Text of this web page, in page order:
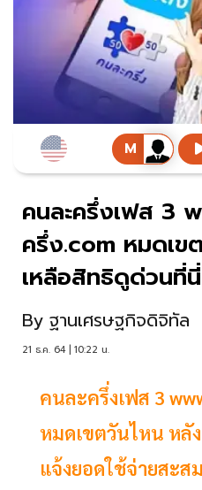
คนละครึ่งเฟส 3
ครึ่ง.com หมดเข
เหลือสิทธิดูด่วนที่นี่
By ฐานเศรษฐกิจดิจิทัล
21 ธ.ค. 64 | 10:22 น.
คนละครึ่งเฟส 3
หมดเขตวันไหน หลั
แจ้งยอดใช้จ่ายสะส